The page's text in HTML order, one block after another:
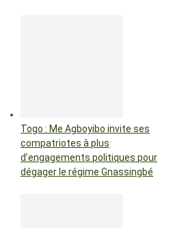
Togo : Me Agboyibo invite ses
compatriotes à plus
d’engagements politiques pour
dégager le régime Gnassingbé